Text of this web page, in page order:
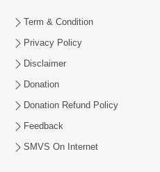
Term & Condition
Privacy Policy
Disclaimer
Donation
Donation Refund Policy
Feedback
SMVS On Internet